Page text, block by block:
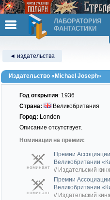
ЛАБОРАТОРИЯ
ФАНТАСТИКИ
◄ издательства
Издательство «Michael Joseph»
Год открытия: 1936
Страна:
Великобритания
Город: London
Описание отсутствует.
Номинации на премии:
номинант
Премии
Великобритании
// Издательский
номинант
Премии
Великобритании
// Издательский